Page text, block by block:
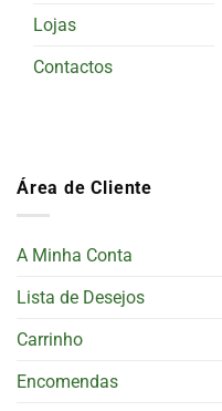
Lojas
Contactos
Área de Cliente
A Minha Conta
Lista de Desejos
Carrinho
Encomendas